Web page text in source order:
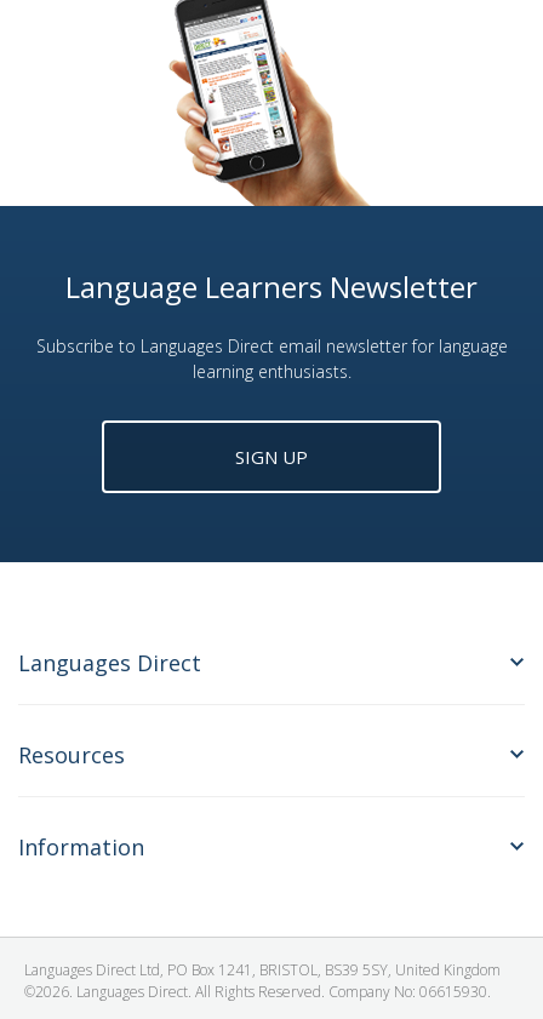
Language Learners Newsletter
Subscribe to Languages Direct email newsletter for language
learning enthusiasts.
SIGN UP
Languages Direct
Resources
Information
Languages Direct Ltd, PO Box 1241, BRISTOL, BS39 5SY, United Kingdom
©2026. Languages Direct. All Rights Reserved. Company No: 06615930.